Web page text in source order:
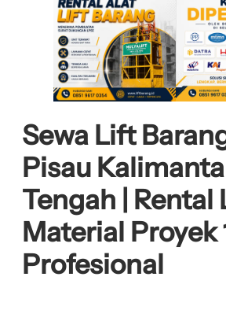
Sewa Lift
Pisau
Tengah | Rental
Material Proyek
Profesional